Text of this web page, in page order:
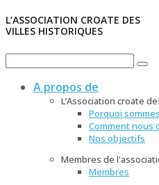
L’ASSOCIATION CROATE DES
VILLES HISTORIQUES
A propos de
L’Association croate
Porquoi
Comment nous
Nos objectifs
Membres de
Membres